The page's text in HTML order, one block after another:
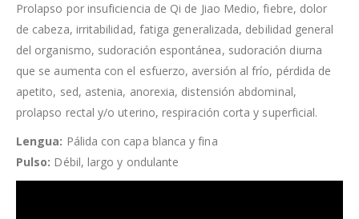
Prolapso por insuficiencia de Qi de Jiao Medio, fiebre, dolor
de cabeza, irritabilidad, fatiga generalizada, debilidad general
del organismo, sudoración espontánea, sudoración diurna
que se aumenta con el esfuerzo, aversión al frío, pérdida de
apetito, sed, astenia, anorexia, distensión abdominal,
prolapso rectal y/o uterino, respiración corta y superficial.
Lengua: Pálida con capa blanca y fina
Pulso: Débil, largo y ondulante